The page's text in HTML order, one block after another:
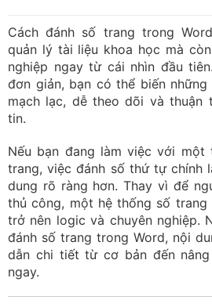
Cách đánh số trang trong
quản lý tài liệu khoa học mà
nghiệp ngay từ cái nhìn đầu
đơn giản, bạn có thể biến
mạch lạc, dễ theo dõi và thuận
tin.
Nếu bạn đang làm việc với một
trang, việc đánh số thứ tự chính
dung rõ ràng hơn. Thay vì để
thủ công, một hệ thống số
trở nên logic và chuyên nghiệp.
đánh số trang trong Word, nội
dẫn chi tiết từ cơ bản đến
ngay.